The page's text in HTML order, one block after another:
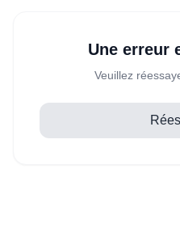
Une erreur
Veuillez